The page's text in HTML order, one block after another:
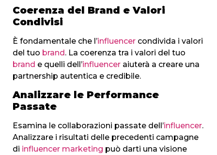
Coerenza del Brand e Valori
Condivisi
È fondamentale che l’influencer condivida i valori
del tuo brand. La coerenza tra i valori del tuo
brand e quelli dell’influencer aiuterà a creare una
partnership autentica e credibile.
Analizzare le Performance
Passate
Esamina le collaborazioni passate dell’influencer.
Analizzare i risultati delle precedenti campagne
di influencer marketing può darti una visione